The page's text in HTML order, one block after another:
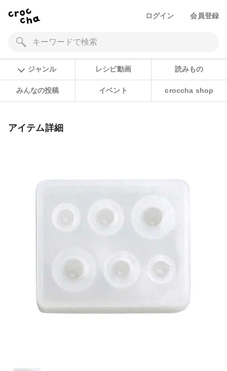
ログイン 会員登録
ジャンル レシピ動画 読みもの
みんなの投稿 イベント croccha shop
アイテム詳細